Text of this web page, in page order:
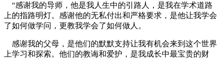
“感谢我的导师，他是我人生中的引路人，是我在学术道路
上的指路明灯。感谢他的无私付出和严格要求，是他让我学会
了如何做学问，更教我学会了如何做人。
感谢我的父母，是他们的默默支持让我有机会来到这个世界
上学习和探索。他们的教诲和爱护，是我成长中最宝贵的财